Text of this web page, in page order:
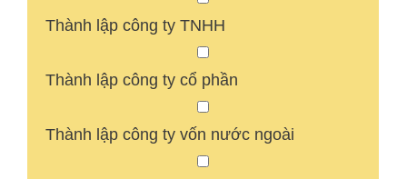
Thành lập công ty TNHH
Thành lập công ty cổ phần
Thành lập công ty vốn nước ngoài